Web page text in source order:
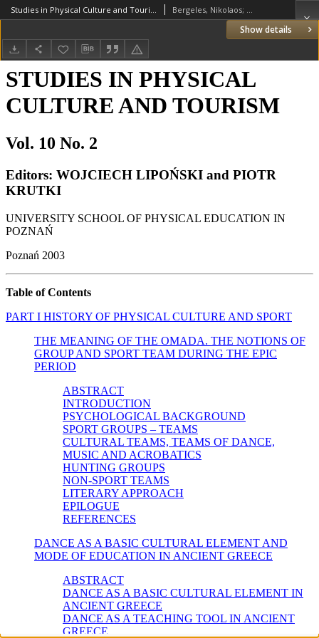
Show details
Studies in Physical Culture and Tourism 2003 Vol.10 No.2 Bergeles, Nikolaos; Hatziharistos, Dimitris; Mouratidou, Katerina; Anastasiou, Athanasios; Mouratidou, Athina; Mouratidis, Ioannis; Yiannaki, Silvia; Yiannakis, Thomas; Łuczak, Maciej; Ponczek, Mirosław; Biernat, Elżbieta; Dąbrowski, Andrzej; Hackney, Anthony C.; Kiełbasiewicz-Drozdowska, Iwona; Wiza, Agata; Ghiossos, Yiannis P.; Denda, Olga S.; Patsanas, Thomas; Dalkiranis, Anastasios; Nikolaidou, Eleni; Giagazoglou, Paraskevi; Mylonas, Argyrios; Kasprzak, Zbigniew; Szcześniak, Łucja; Rychlewski, Tadeusz; Gawlińska, Maria